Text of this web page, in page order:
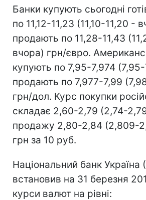
Банки купують сьогодні
по 11,12-11,23 (11,10-11,20 -
продають по 11,28-11,43
вчора) грн/євро.
купують по 7,95-7,974
продають по 7,977-7,99
грн/дол. Курс покупки
складає 2,60-2,79 (2,74-
продажу 2,80-2,84 (2,809-
грн за 10 руб.
Національний банк Україна
встановив на 31 березня
курси валют на рівні: